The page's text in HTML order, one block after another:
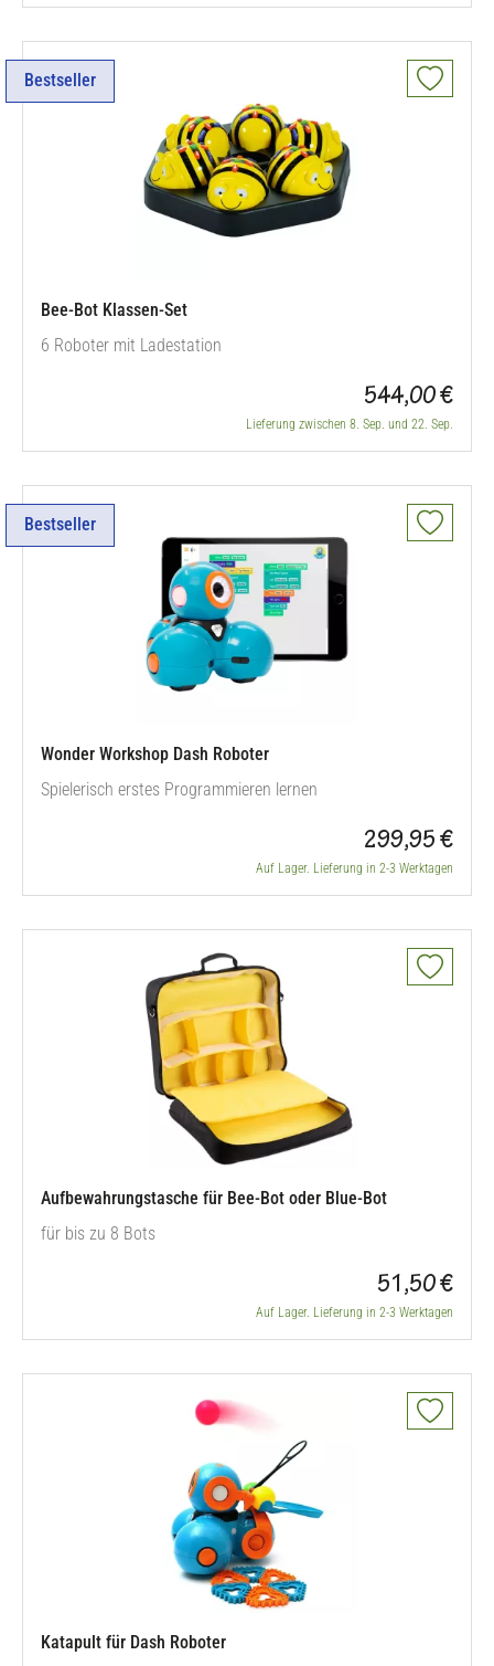
Bestseller
Bee-Bot Klassen-Set
6 Roboter mit Ladestation
544,00 €
Lieferung zwischen 8. Sep. und 22. Sep.
Bestseller
Wonder Workshop Dash Roboter
Spielerisch erstes Programmieren lernen
299,95 €
Auf Lager. Lieferung in 2-3 Werktagen
Aufbewahrungstasche für Bee-Bot oder Blue-Bot
für bis zu 8 Bots
51,50 €
Auf Lager. Lieferung in 2-3 Werktagen
Katapult für Dash Roboter